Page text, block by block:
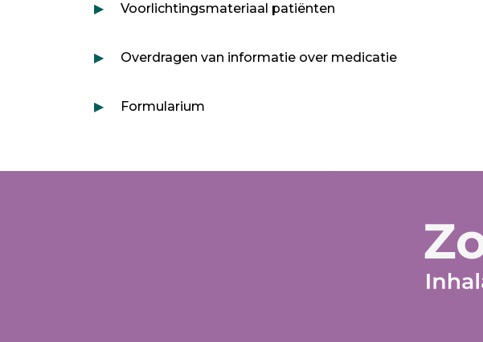
Voorlichtingsmateriaal patiënten
Overdragen van informatie over medicatie
Formularium